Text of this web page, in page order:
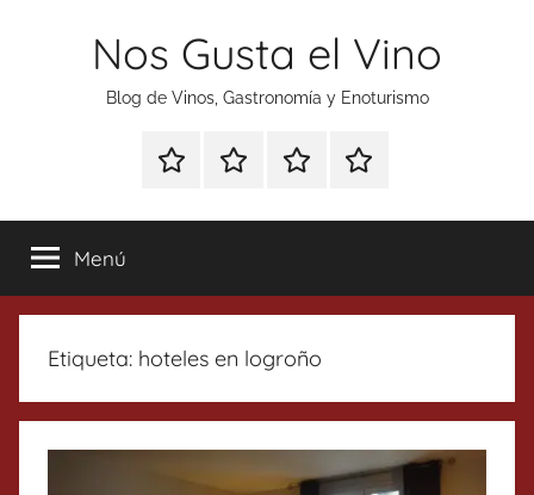
Nos Gusta el Vino
Blog de Vinos, Gastronomía y Enoturismo
Especial
Tonics
Enoturismo
Gastronomía
RankingContacto
Menú
Etiqueta: hoteles en logroño